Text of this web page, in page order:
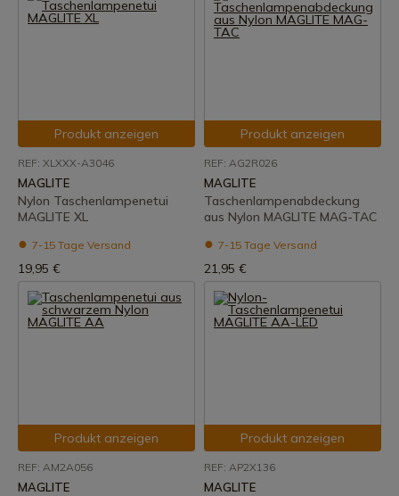
Produkt anzeigen
REF: XLXXX-A3046
MAGLITE
Nylon Taschenlampenetui
MAGLITE XL
7-15 Tage Versand
19,95 €
Produkt anzeigen
REF: AG2R026
MAGLITE
Taschenlampenabdeckung
aus Nylon MAGLITE MAG-TAC
7-15 Tage Versand
21,95 €
Produkt anzeigen
REF: AM2A056
MAGLITE
Produkt anzeigen
REF: AP2X136
MAGLITE